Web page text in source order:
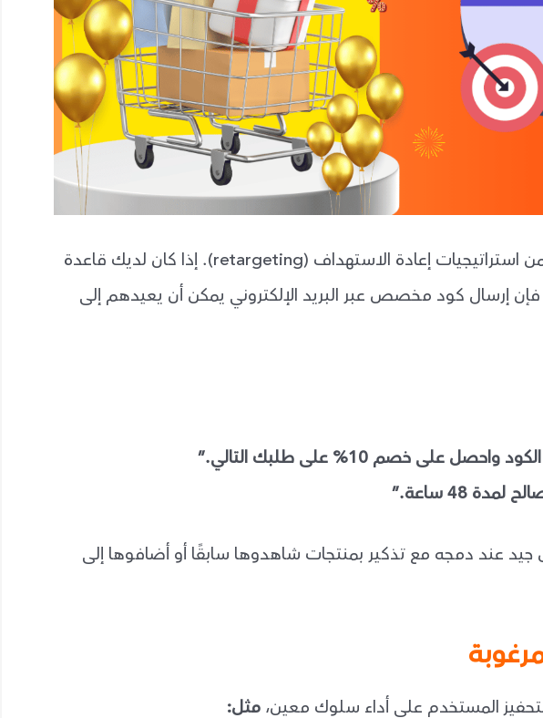
أكواد الخصم يمكن أن تُستخدم ضمن استراتيجيات إعادة الاستهداف (retargeting). إذا كان لديك قاعدة
فإن إرسال كود مخصص عبر البريد الإلكتروني يمكن أن يعيدهم إلى
على خصم 10% على طلبك التالي.”
48 ساعة.”
عند دمجه مع تذكير بمنتجات شاهدوها سابقًا أو أضافوها إلى
المستخدم على أداء سلوك معين، مثل: